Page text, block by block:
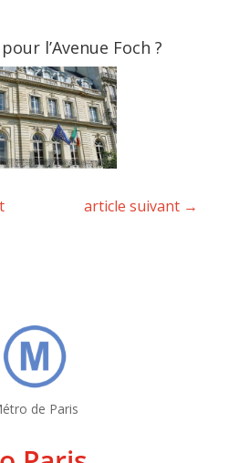
l’Avenue Foch ?
article suivant →
de Paris